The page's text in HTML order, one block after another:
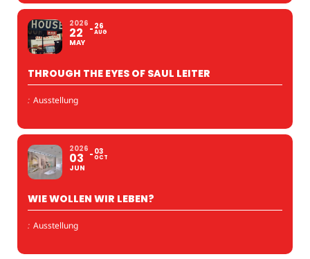
2026
22
MAY
26
AUG
THROUGH THE EYES OF SAUL LEITER
: Ausstellung
2026
03
JUN
03
OCT
WIE WOLLEN WIR LEBEN?
: Ausstellung